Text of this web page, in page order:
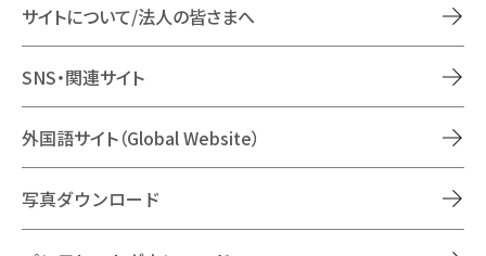
サイトについて/法人の皆さまへ
SNS・関連サイト
外国語サイト（Global Website）
写真ダウンロード